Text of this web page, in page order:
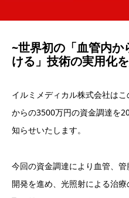
~世界初の「血管内
ける」技術の実用化
イルミメディカル株式会社は
からの3500万円の資金調達を
知らせいたします。
今回の資金調達により血管、
開発を進め、光照射による治